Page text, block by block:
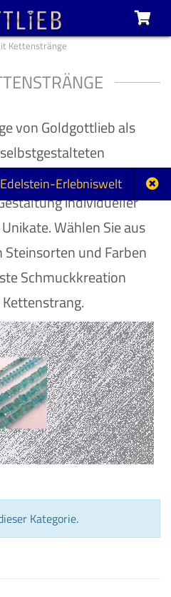
Edelstein-Erlebniswelt
Kettenstränge
von Goldgottlieb als
Sie Ihrer Fantasie
individueller
Wählen Sie aus
und Farben
Schmuckkreation
Kategorie.